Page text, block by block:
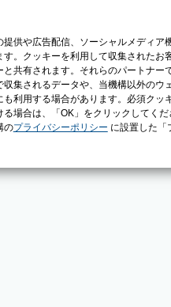
供や広告配信、ソーシャルメディア
。クッキーを利用して収集されたお
共有されます。それらのパートナー
集されるデータや、当機構以外のウ
利用する場合があります。必須クッ
場合は、「OK」をクリックしてく
のプライバシーポリシー に設置した「